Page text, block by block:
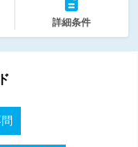
詳細条件